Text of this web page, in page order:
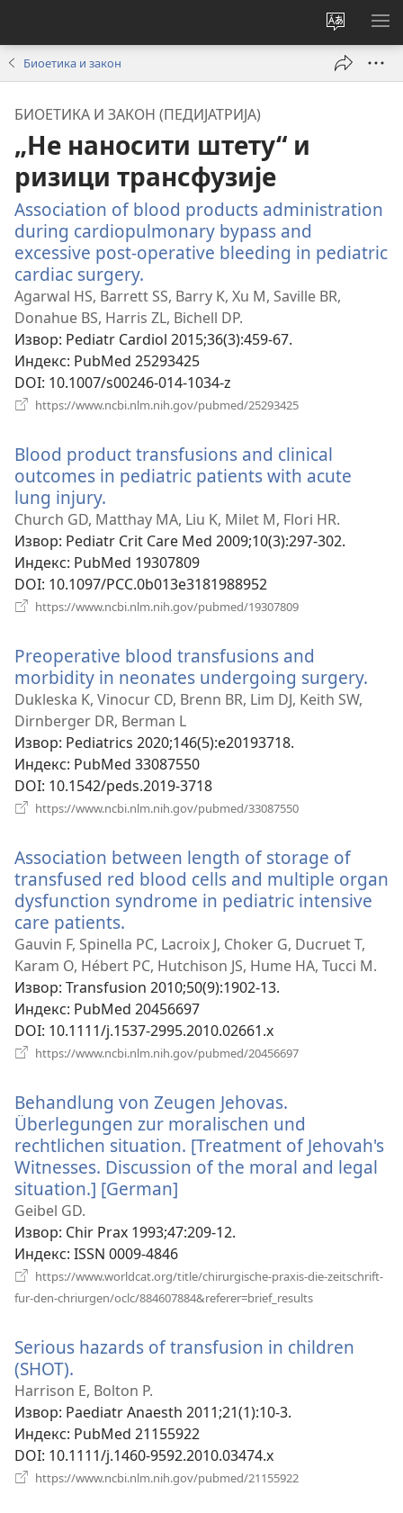
Промени
језик
сајта
Биоетика и закон
БИОЕТИКА И ЗАКОН (ПЕДИЈАТРИЈА)
„Не наносити штету“ и
ризици трансфузије
Association of blood products administration
during cardiopulmonary bypass and
excessive post-operative bleeding in pediatric
cardiac surgery.
нови
прозор)
Agarwal HS, Barrett SS, Barry K, Xu M, Saville BR,
Donahue BS, Harris ZL, Bichell DP.
Извор‎: Pediatr Cardiol 2015;36(3):459-67.
Индекс‎: PubMed 25293425
DOI‎: 10.1007/s00246-014-1034-z
https://www.ncbi.nlm.nih.gov/pubmed/25293425
Blood product transfusions and clinical
outcomes in pediatric patients with acute
lung injury.
нови
прозор)
Church GD, Matthay MA, Liu K, Milet M, Flori HR.
Извор‎: Pediatr Crit Care Med 2009;10(3):297-302.
Индекс‎: PubMed 19307809
DOI‎: 10.1097/PCC.0b013e3181988952
https://www.ncbi.nlm.nih.gov/pubmed/19307809
Preoperative blood transfusions and
morbidity in neonates undergoing surgery.
Dukleska K, Vinocur CD, Brenn BR, Lim DJ, Keith SW,
Dirnberger DR, Berman L
Извор‎: Pediatrics 2020;146(5):e20193718.
Индекс‎: PubMed 33087550
DOI‎: 10.1542/peds.2019-3718
https://www.ncbi.nlm.nih.gov/pubmed/33087550
Association between length of storage of
transfused red blood cells and multiple organ
dysfunction syndrome in pediatric intensive
care patients.
нови
прозор)
Gauvin F, Spinella PC, Lacroix J, Choker G, Ducruet T,
Karam O, Hébert PC, Hutchison JS, Hume HA, Tucci M.
Извор‎: Transfusion 2010;50(9):1902-13.
Индекс‎: PubMed 20456697
DOI‎: 10.1111/j.1537-2995.2010.02661.x
https://www.ncbi.nlm.nih.gov/pubmed/20456697
Behandlung von Zeugen Jehovas.
Überlegungen zur moralischen und
rechtlichen situation. [Treatment of Jehovah's
Witnesses. Discussion of the moral and legal
situation.] [German]
прозор)
Geibel GD.
Извор‎: Chir Prax 1993;47:209-12.
Индекс‎: ISSN 0009-4846
https://www.worldcat.org/title/chirurgische-praxis-die-zeitschrift-
fur-den-chriurgen/oclc/884607884&referer=brief_results
Serious hazards of transfusion in children
(SHOT).
нови
прозор)
Harrison E, Bolton P.
Извор‎: Paediatr Anaesth 2011;21(1):10-3.
Индекс‎: PubMed 21155922
DOI‎: 10.1111/j.1460-9592.2010.03474.x
https://www.ncbi.nlm.nih.gov/pubmed/21155922